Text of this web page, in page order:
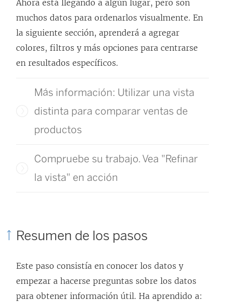
Ahora está llegando a algún lugar, pero son
muchos datos para ordenarlos visualmente. En
la siguiente sección, aprenderá a agregar
colores, filtros y más opciones para centrarse
en resultados específicos.
Más información: Utilizar una vista
distinta para comparar ventas de
productos
Compruebe su trabajo. Vea "Refinar
la vista" en acción
Resumen de los pasos
Este paso consistía en conocer los datos y
empezar a hacerse preguntas sobre los datos
para obtener información útil. Ha aprendido a: